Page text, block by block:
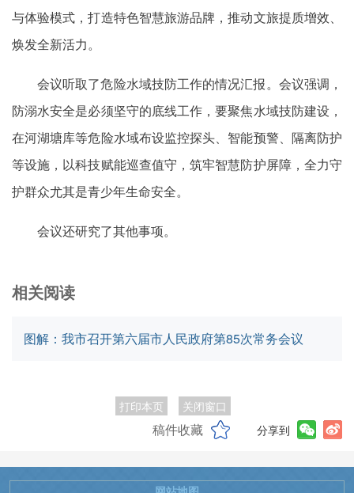
与体验模式，打造特色智慧旅游品牌，推动文旅提质增效、
焕发全新活力。
会议听取了危险水域技防工作的情况汇报。会议强调，
防溺水安全是必须坚守的底线工作，要聚焦水域技防建设，
在河湖塘库等危险水域布设监控探头、智能预警、隔离防护
等设施，以科技赋能巡查值守，筑牢智慧防护屏障，全力守
护群众尤其是青少年生命安全。
会议还研究了其他事项。
相关阅读
图解：我市召开第六届市人民政府第85次常务会议
打印本页 关闭窗口
稿件收藏 分享到